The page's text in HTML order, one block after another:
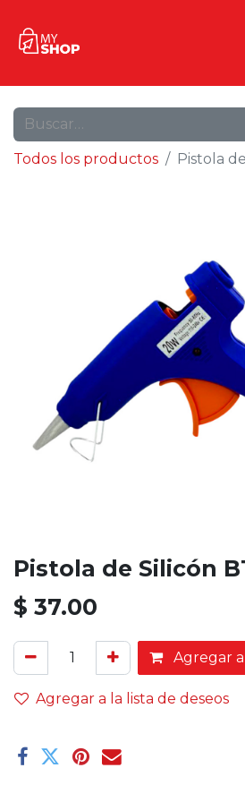
Todos los productos Pistola
Pistola de Silicón
$ 37.00
Agregar
Agregar a la lista de deseos